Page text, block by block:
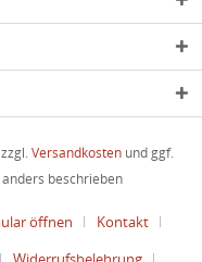
Versandkosten und ggf.
beschrieben
öffnen
Kontakt